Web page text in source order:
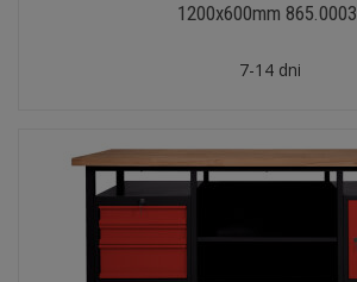
1200x600mm 865.0003
7-14 dni